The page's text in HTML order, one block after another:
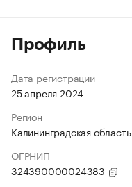
Профиль
Дата регистрации
25 апреля 2024
Регион
Калининградская область
ОГРНИП
324390000024383